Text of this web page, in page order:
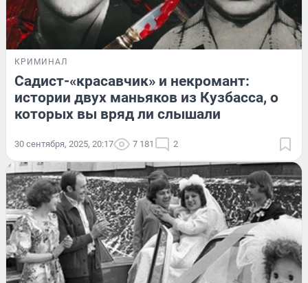
КРИМИНАЛ
Садист-«красавчик» и некромант:
истории двух маньяков из Кузбасса, о
которых вы вряд ли слышали
30 сентября, 2025, 20:17 7 181 2